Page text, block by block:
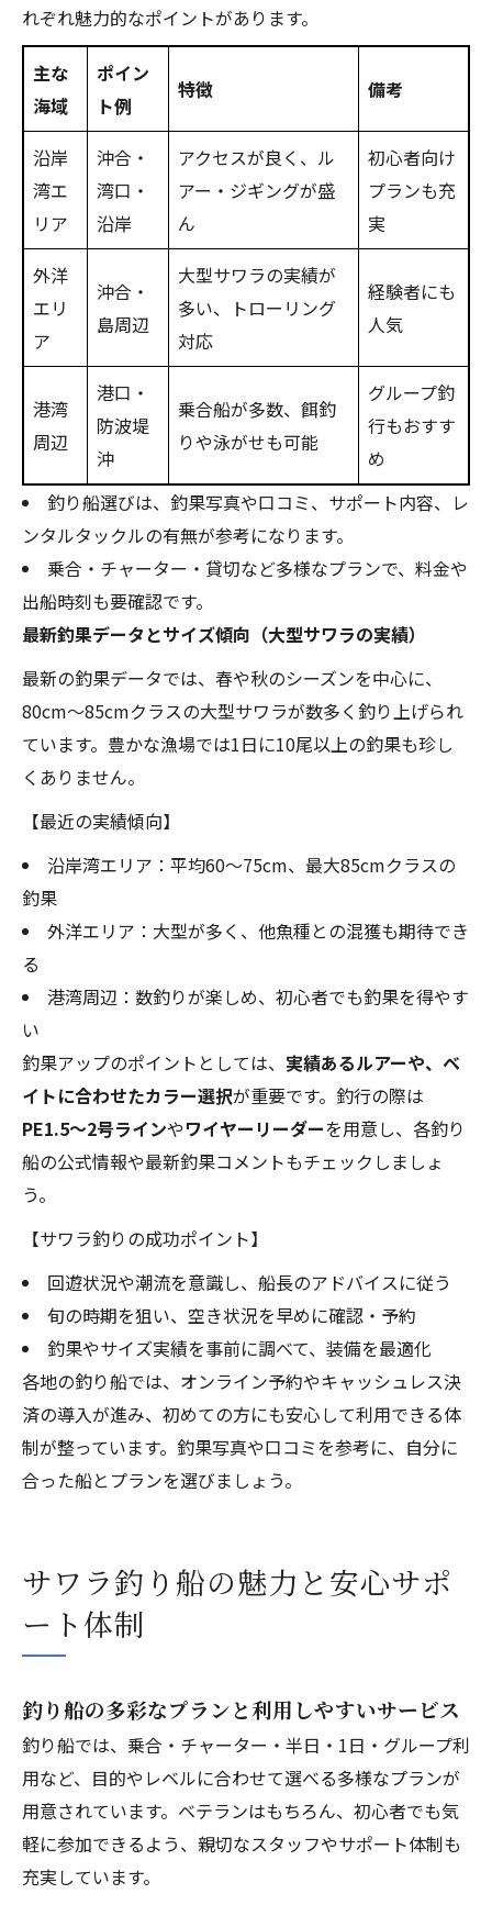
れぞれ魅力的なポイントがあります。
主な
海域
ポイン
ト例
特徴 備考
沿岸
湾エ
リア
沖合・
湾口・
沿岸
アクセスが良く、ル
アー・ジギングが盛
ん
初心者向け
プランも充
実
外洋
エリ
ア
沖合・
島周辺
大型サワラの実績が
多い、トローリング
対応
経験者にも
人気
港湾
周辺
港口・
防波堤
沖
乗合船が多数、餌釣
りや泳がせも可能
グループ釣
行もおすす
め
釣り船選びは、釣果写真や口コミ、サポート内容、レ
ンタルタックルの有無が参考になります。
乗合・チャーター・貸切など多様なプランで、料金や
出船時刻も要確認です。
最新釣果データとサイズ傾向（大型サワラの実績）
最新の釣果データでは、春や秋のシーズンを中心に、
80cm〜85cmクラスの大型サワラが数多く釣り上げられ
ています。豊かな漁場では1日に10尾以上の釣果も珍し
くありません。
【最近の実績傾向】
沿岸湾エリア：平均60〜75cm、最大85cmクラスの
釣果
外洋エリア：大型が多く、他魚種との混獲も期待でき
る
港湾周辺：数釣りが楽しめ、初心者でも釣果を得やす
い
釣果アップのポイントとしては、 実績あるルアーや、ベ
イトに合わせたカラー選択が重要です。釣行の際は
PE1.5〜2号ラインやワイヤーリーダーを用意し、各釣り
船の公式情報や最新釣果コメントもチェックしましょ
う。
【サワラ釣りの成功ポイント】
回遊状況や潮流を意識し、船長のアドバイスに従う
旬の時期を狙い、空き状況を早めに確認・予約
釣果やサイズ実績を事前に調べて、装備を最適化
各地の釣り船では、オンライン予約やキャッシュレス決
済の導入が進み、初めての方にも安心して利用できる体
制が整っています。釣果写真や口コミを参考に、自分に
合った船とプランを選びましょう。
サワラ釣り船の魅力と安心サポ
ート体制
釣り船の多彩なプランと利用しやすいサービス
釣り船では、乗合・チャーター・半日・1日・グループ利
用など、目的やレベルに合わせて選べる多様なプランが
用意されています。ベテランはもちろん、初心者でも気
軽に参加できるよう、親切なスタッフやサポート体制も
充実しています。